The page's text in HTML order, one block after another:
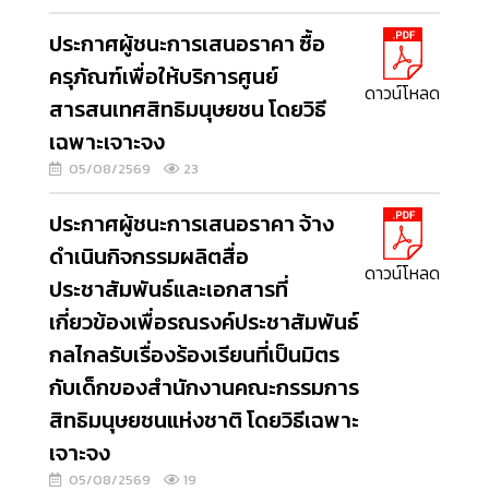
ประกาศผู้ชนะการเสนอราคา ซื้อ
ครุภัณฑ์เพื่อให้บริการศูนย์
สารสนเทศสิทธิมนุษยชน โดยวิธี
เฉพาะเจาะจง
05/08/2569 23
ดาวน์โหลด
ประกาศผู้ชนะการเสนอราคา จ้าง
ดำเนินกิจกรรมผลิตสื่อ
ประชาสัมพันธ์และเอกสารที่
เกี่ยวข้องเพื่อรณรงค์ประชาสัมพันธ์
กลไกลรับเรื่องร้องเรียนที่เป็นมิตร
กับเด็กของสำนักงานคณะกรรมการ
สิทธิมนุษยชนแห่งชาติ โดยวิธีเฉพาะ
เจาะจง
05/08/2569 19
ดาวน์โหลด